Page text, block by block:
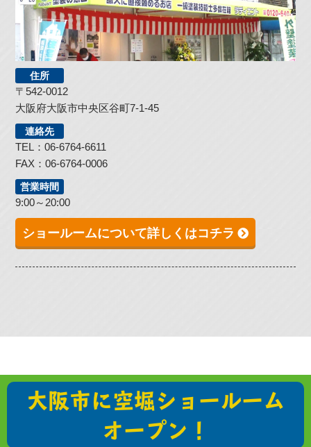
住所
〒542-0012
大阪府大阪市中央区谷町7-1-45
連絡先
TEL：06-6764-6611
FAX：06-6764-0006
営業時間
9:00～20:00
ショールームについて詳しくはコチラ
大阪市に空堀ショールーム
オープン！